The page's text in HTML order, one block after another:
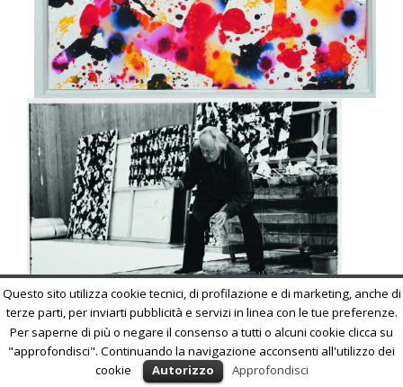
Questo sito utilizza cookie tecnici, di profilazione e di marketing, anche di
terze parti, per inviarti pubblicità e servizi in linea con le tue preferenze.
Per saperne di più o negare il consenso a tutti o alcuni cookie clicca su
"approfondisci". Continuando la navigazione acconsenti all'utilizzo dei
cookie
Autorizzo Approfondisci